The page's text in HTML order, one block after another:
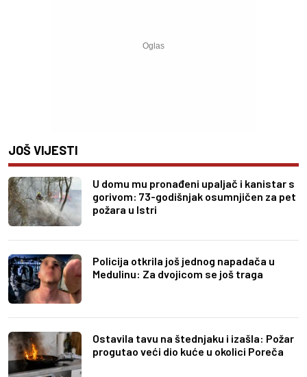
JOŠ VIJESTI
U domu mu pronađeni upaljač i kanistar s
gorivom: 73-godišnjak osumnjičen za pet
požara u Istri
Policija otkrila još jednog napadača u
Medulinu: Za dvojicom se još traga
Ostavila tavu na štednjaku i izašla: Požar
progutao veći dio kuće u okolici Poreča